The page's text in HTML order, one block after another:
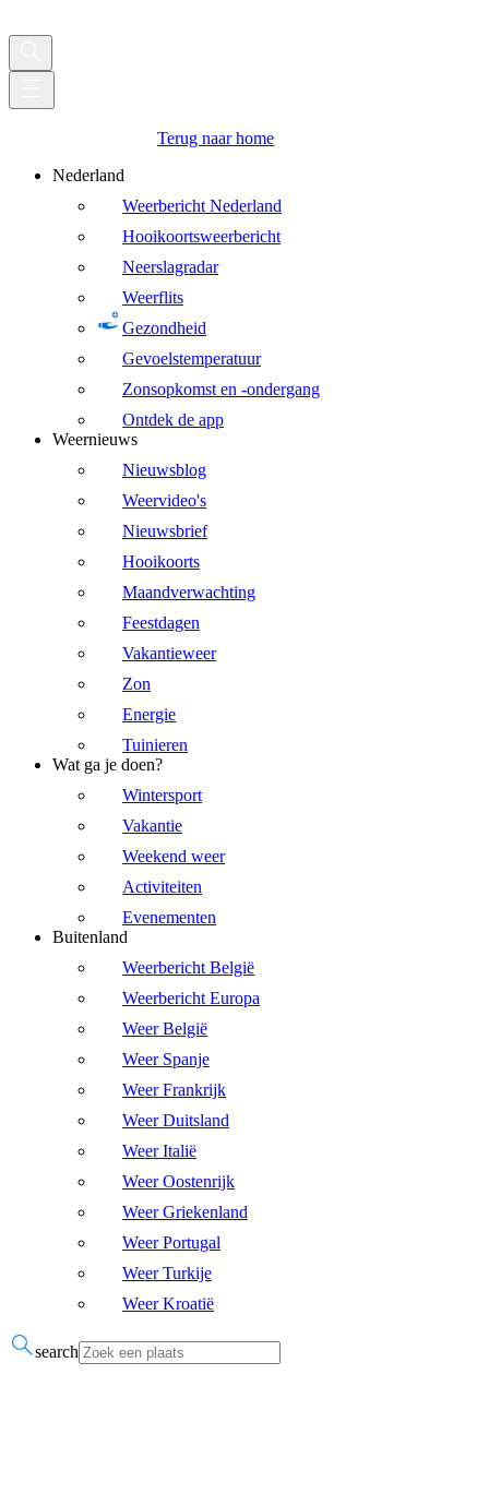
Terug naar home
Nederland
Weerbericht Nederland
Hooikoortsweerbericht
Neerslagradar
Weerflits
Gezondheid
Gevoelstemperatuur
Zonsopkomst en -ondergang
Ontdek de app
Weernieuws
Nieuwsblog
Weervideo's
Nieuwsbrief
Hooikoorts
Maandverwachting
Feestdagen
Vakantieweer
Zon
Energie
Tuinieren
Wat ga je doen?
Wintersport
Vakantie
Weekend weer
Activiteiten
Evenementen
Buitenland
Weerbericht België
Weerbericht Europa
Weer België
Weer Spanje
Weer Frankrijk
Weer Duitsland
Weer Italië
Weer Oostenrijk
Weer Griekenland
Weer Portugal
Weer Turkije
Weer Kroatië
search